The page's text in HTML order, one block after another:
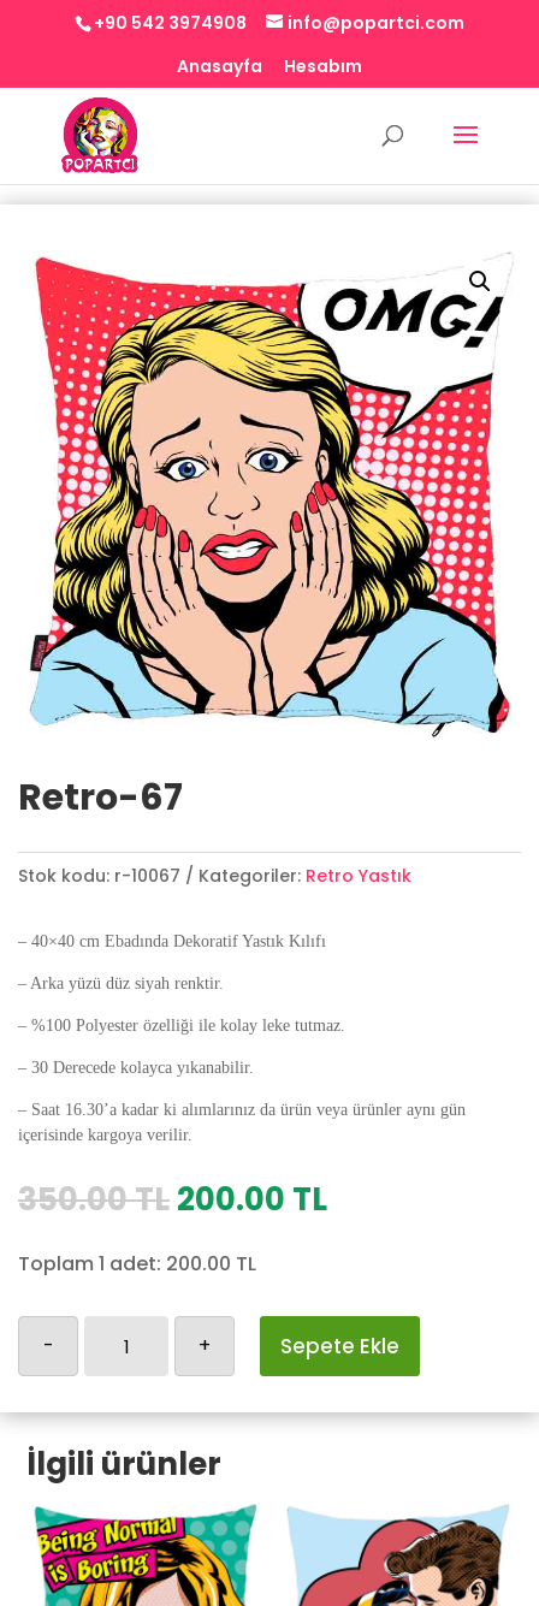
+90 542 3974908
info@popartci.com
Anasayfa
Hesabım
Retro-67
Stok kodu: r-10067 Kategoriler: Retro Yastık
– 40×40 cm Ebadında Dekoratif Yastık Kılıfı
– Arka yüzü düz siyah renktir.
– %100 Polyester özelliği ile kolay leke tutmaz.
– 30 Derecede kolayca yıkanabilir.
– Saat 16.30’a kadar ki alımlarınız da ürün veya ürünler aynı gün
içerisinde kargoya verilir.
350.00TLOrijinal
350.00 TL.
200.00 TLŞu
Toplam 1 adet: 200.00 TL
- + Sepete Ekle
İlgili ürünler